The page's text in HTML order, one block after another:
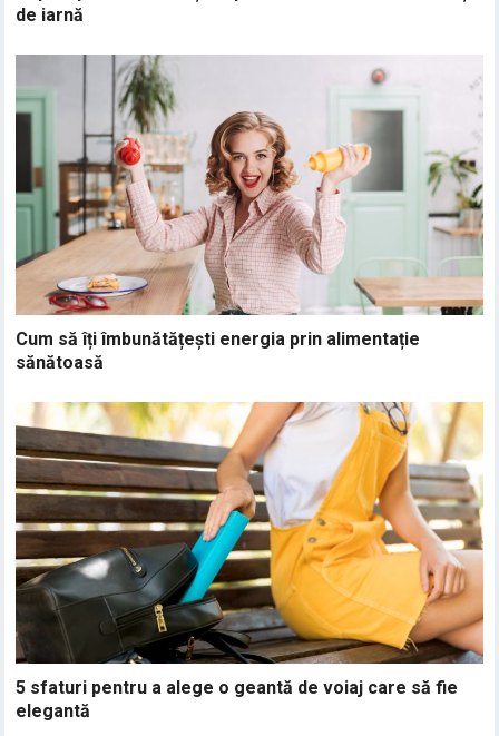
de iarnă
Cum să îți îmbunătățești energia prin alimentație
sănătoasă
5 sfaturi pentru a alege o geantă de voiaj care să fie
elegantă